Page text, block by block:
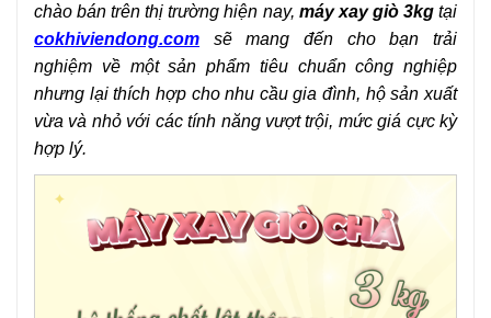
11-Phụ gia làm giò và những điều bạn chưa biết đến
3 tác dụng chính của phụ gia làm giò chả
13-Tiết lộ cho bạn cách làm giò lụa không bị bở chuẩn nhất
14-Phụ gia làm xúc xích
chào bán trên thị trường hiện nay, máy xay giò 3kgtại
cokhiviendong.com sẽ mang đến cho bạn trải
nghiệm về một sản phẩm tiêu chuẩn công nghiệp
nhưng lại thích hợp cho nhu cầu gia đình, hộ sản xuất
vừa và nhỏ với các tính năng vượt trội, mức giá cực kỳ
hợp lý.